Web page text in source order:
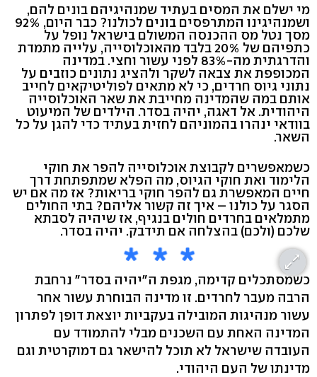
מי ישלם את המסים בעתיד שמנהיגיהם בונים להם,
ושמנהיגינו המתרפסים בונים לכולנו? כבר היום, 92%
מסך נטל מס ההכנסה המשולם בישראל נופל על
כתפיהם של 20% בלבד מהאוכלוסייה, עלייה מתמדת
והדרגתית מה-83% לפני עשור וחצי. במדינה
המכופפת את צבאה לשקר ולהציג נתונים כוזבים על
נתוני גיוס חרדים, כי לא מתאים לפוליטיקאים לחייב
אותם במה שהמדינה מחייבת את שאר האוכלוסייה
היהודית. אל דאגה, יהיה בסדר. הילדים של המיעוט
בוודאי ינהרו בהמוניהם לחזית בעתיד כדי להגן על כל
השאר.
כשמאפשרים לקבוצת אוכלוסייה להפר את חוקי
הלימוד ואת חוקי הגיוס, מה הפלא שמתפתחת דרך
חיים המאפשרת גם להפר חוקי בריאות? אז מה אם יש
הסגר על כולנו – איך זה קשור אליהם? בתי החולים
מתמלאים בחרדים חולים בנגיף, אז שיהיה לסבתא
שלכם (ולכם) בהצלחה אם תידבק. יהיה בסדר.
כשמסתכלים קדימה, מגפת ה"יהיה בסדר" נרחבת
הרבה מעבר לחרדים. זו מדינה הבוחרת עשור אחר
עשור מנהיגות המובילה בעקביות יוצאת דופן לפתרון
המדינה האחת עם השכנים מבלי להתמודד עם
העובדה שישראל לא תוכל להישאר גם דמוקרטית וגם
מדינתו של העם היהודי.